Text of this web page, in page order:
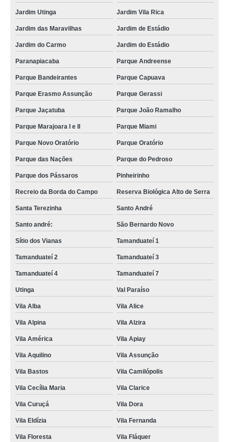
Jardim Utinga Jardim Vila Rica
Jardim das Maravilhas Jardim de Estádio
Jardim do Carmo Jardim do Estádio
Paranapiacaba Parque Andreense
Parque Bandeirantes Parque Capuava
Parque Erasmo Assunção Parque Gerassi
Parque Jaçatuba Parque João Ramalho
Parque Marajoara I e II Parque Miami
Parque Novo Oratório Parque Oratório
Parque das Nações Parque do Pedroso
Parque dos Pássaros Pinheirinho
Recreio da Borda do Campo Reserva Biológica Alto de Serra
Santa Terezinha Santo André
Santo andré: São Bernardo Novo
Sítio dos Vianas Tamanduateí 1
Tamanduateí 2 Tamanduateí 3
Tamanduateí 4 Tamanduateí 7
Utinga Val Paraíso
Vila Alba Vila Alice
Vila Alpina Vila Alzira
Vila América Vila Apiay
Vila Aquilino Vila Assunção
Vila Bastos Vila Camilópolis
Vila Cecília Maria Vila Clarice
Vila Curuçá Vila Dora
Vila Eldízia Vila Fernanda
Vila Floresta Vila Fláquer